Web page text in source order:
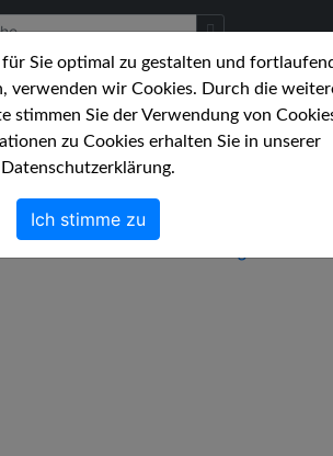
Themen
Rating
Waren im Winter
Sie optimal zu gestalten und
verwenden wir Cookies. Durch die
stimmen Sie der Verwendung von
zu Cookies erhalten Sie in unserer
Datenschutzerklärung.
Ich stimme zu